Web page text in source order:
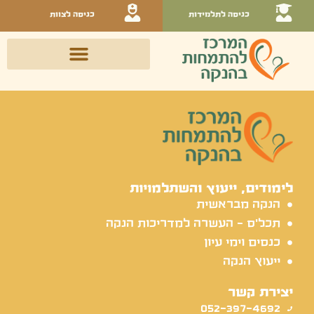
כניסה לתלמידות כניסה לצוות
לימודים, ייעוץ והשתלמויות
הנקה מבראשית
תכל'ס - העשרה למדריכות הנקה
כנסים וימי עיון
ייעוץ הנקה
יצירת קשר
052-397-4692